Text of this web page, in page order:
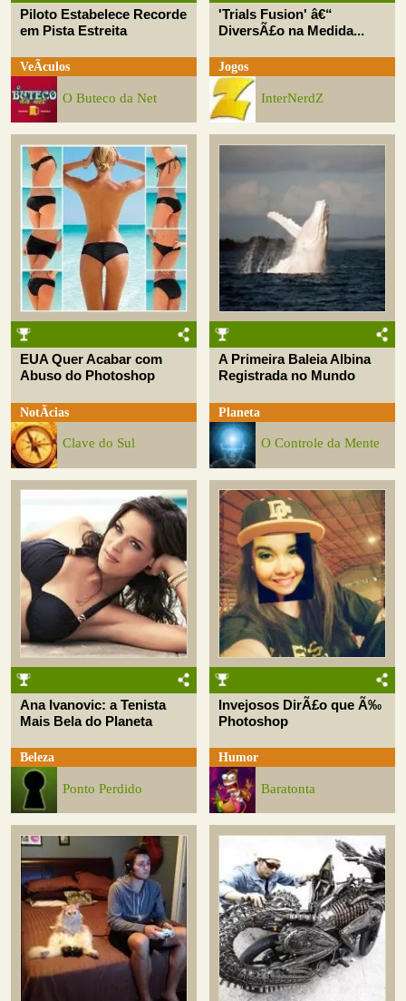
Piloto Estabelece Recorde
em Pista Estreita
VeÃ­culos
O Buteco da Net
'Trials Fusion' â€“
DiversÃ£o na Medida...
Jogos
InterNerdZ
EUA Quer Acabar com
Abuso do Photoshop
NotÃ­cias
Clave do Sul
A Primeira Baleia Albina
Registrada no Mundo
Planeta
O Controle da Mente
Ana Ivanovic: a Tenista
Mais Bela do Planeta
Beleza
Ponto Perdido
Invejosos DirÃ£o que Ã‰
Photoshop
Humor
Baratonta